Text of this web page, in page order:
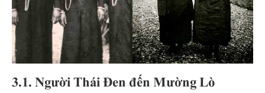
3.1. Người Thái Đen đến Mường Lò